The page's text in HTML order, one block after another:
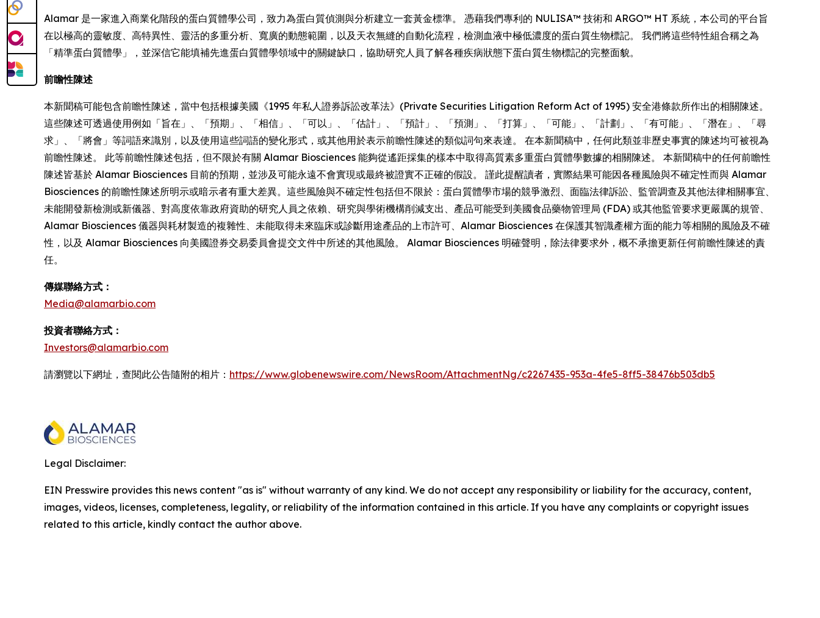
Alamar 是一家進入商業化階段的蛋白質體學公司，致力為蛋白質偵測與分析建立一套黃金標準。 憑藉我們專利的 NULISA™ 技術和 ARGO™ HT 系統，本公司的平台旨
在以極高的靈敏度、高特異性、靈活的多重分析、寬廣的動態範圍，以及天衣無縫的自動化流程，檢測血液中極低濃度的蛋白質生物標記。 我們將這些特性組合稱之為
「精準蛋白質體學」，並深信它能填補先進蛋白質體學領域中的關鍵缺口，協助研究人員了解各種疾病狀態下蛋白質生物標記的完整面貌。
前瞻性陳述
本新聞稿可能包含前瞻性陳述，當中包括根據美國《1995 年私人證券訴訟改革法》(Private Securities Litigation Reform Act of 1995) 安全港條款所作出的相關陳述。
這些陳述可透過使用例如「旨在」、「預期」、「相信」、「可以」、「估計」、「預計」、「預測」、「打算」、「可能」、「計劃」、「有可能」、「潛在」、「尋
求」、「將會」等詞語來識別，以及使用這些詞語的變化形式，或其他用於表示前瞻性陳述的類似詞句來表達。 在本新聞稿中，任何此類並非歷史事實的陳述均可被視為
前瞻性陳述。 此等前瞻性陳述包括，但不限於有關 Alamar Biosciences 能夠從遙距採集的樣本中取得高質素多重蛋白質體學數據的相關陳述。 本新聞稿中的任何前瞻性
陳述皆基於 Alamar Biosciences 目前的預期，並涉及可能永遠不會實現或最終被證實不正確的假設。 謹此提醒讀者，實際結果可能因各種風險與不確定性而與 Alamar
Biosciences 的前瞻性陳述所明示或暗示者有重大差異。這些風險與不確定性包括但不限於：蛋白質體學市場的競爭激烈、面臨法律訴訟、監管調查及其他法律相關事宜、
未能開發新檢測或新儀器、對高度依靠政府資助的研究人員之依賴、研究與學術機構削減支出、產品可能受到美國食品藥物管理局 (FDA) 或其他監管要求更嚴厲的規管、
Alamar Biosciences 儀器與耗材製造的複雜性、未能取得未來臨床或診斷用途產品的上市許可、Alamar Biosciences 在保護其智識產權方面的能力等相關的風險及不確
性，以及 Alamar Biosciences 向美國證券交易委員會提交文件中所述的其他風險。 Alamar Biosciences 明確聲明，除法律要求外，概不承擔更新任何前瞻性陳述的責
任。
傳媒聯絡方式：
Media@alamarbio.com
投資者聯絡方式：
Investors@alamarbio.com
請瀏覽以下網址，查閱此公告隨附的相片： https://www.globenewswire.com/NewsRoom/AttachmentNg/c2267435-953a-4fe5-8ff5-38476b503db5
Legal Disclaimer:
EIN Presswire provides this news content "as is" without warranty of any kind. We do not accept any responsibility or liability for the accuracy, content,
images, videos, licenses, completeness, legality, or reliability of the information contained in this article. If you have any complaints or copyright issues
related to this article, kindly contact the author above.